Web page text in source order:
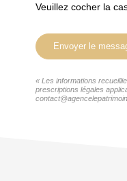
Veuillez cocher la
Envoyer le
« Les informations
prescriptions légales